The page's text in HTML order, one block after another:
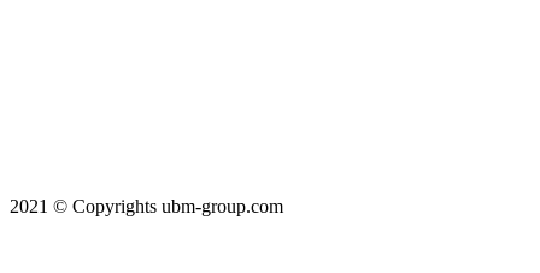
2021 © Copyrights ubm-group.com